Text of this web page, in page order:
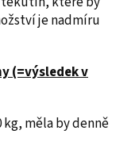
je nadmíru
(=výsledek v
měla by denně